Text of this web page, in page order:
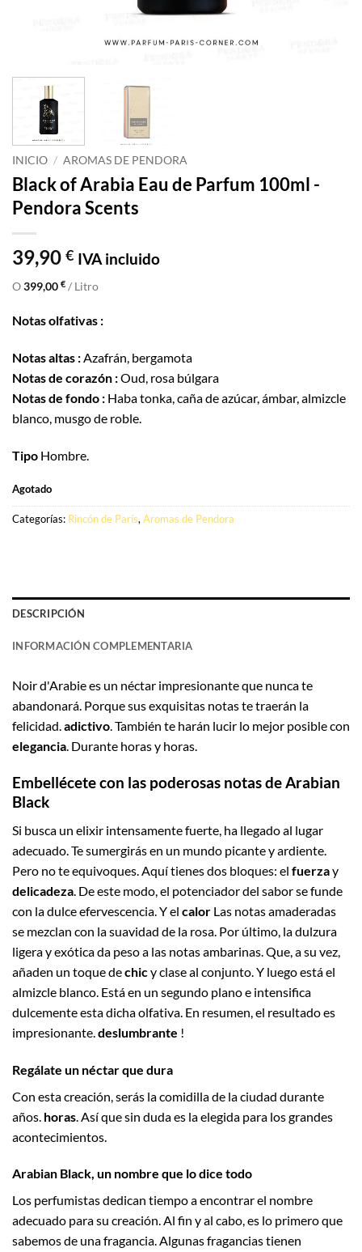
INICIO / AROMAS DE PENDORA
Black of Arabia Eau de Parfum 100ml -
Pendora Scents
39,90 € IVA incluido
O399,00 € / Litro
Notas olfativas :
Notas altas :Azafrán, bergamota
Notas de corazón :Oud, rosa búlgara
Notas de fondo : Haba tonka, caña de azúcar, ámbar, almizcle
blanco, musgo de roble.
Tipo Hombre.
Agotado
Categorías: Rincón de París, Aromas de Pendora
DESCRIPCIÓN
INFORMACIÓN COMPLEMENTARIA
Noir d'Arabie es un néctar impresionante que nunca te
abandonará. Porque sus exquisitas notas te traerán la
felicidad.adictivo. También te harán lucir lo mejor posible con
elegancia. Durante horas y horas.
Embellécete con las poderosas notas de Arabian
Black
Si busca un elixir intensamente fuerte, ha llegado al lugar
adecuado. Te sumergirás en un mundo picante y ardiente.
Pero no te equivoques. Aquí tienes dos bloques: el fuerzay
delicadeza . De este modo, el potenciador del sabor se funde
con la dulce efervescencia. Y el calor Las notas amaderadas
se mezclan con la suavidad de la rosa. Por último, la dulzura
ligera y exótica da peso a las notas ambarinas. Que, a su vez,
añaden un toque dechicy clase al conjunto. Y luego está el
almizcle blanco. Está en un segundo plano e intensifica
dulcemente esta dicha olfativa. En resumen, el resultado es
impresionante. deslumbrante !
Regálate un néctar que dura
Con esta creación, serás la comidilla de la ciudad durante
años. horas . Así que sin duda es la elegida para los grandes
acontecimientos.
Arabian Black, un nombre que lo dice todo
Los perfumistas dedican tiempo a encontrar el nombre
adecuado para su creación. Al fin y al cabo, es lo primero que
sabemos de una fragancia. Algunas fragancias tienen